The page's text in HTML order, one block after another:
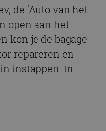
de ‘Auto van het
open aan het
kon je de bagage
repareren en
instappen. In